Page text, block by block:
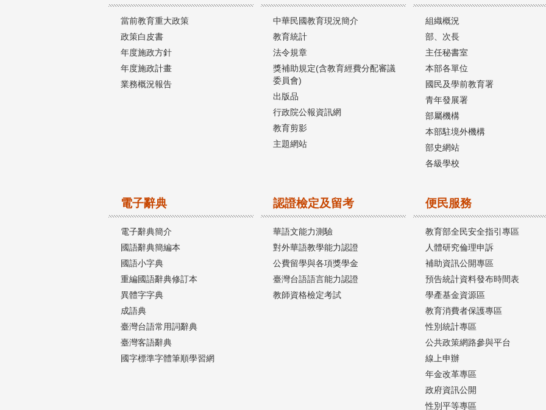
當前教育重大政策
政策白皮書
年度施政方針
年度施政計畫
業務概況報告
中華民國教育現況簡介
教育統計
法令規章
獎補助規定(含教育經費分配審議
委員會)
出版品
行政院公報資訊網
教育剪影
主題網站
組織概況
部、次長
主任秘書室
本部各單位
國民及學前教育署
青年發展署
部屬機構
本部駐境外機構
部史網站
各級學校
電子辭典
電子辭典簡介
國語辭典簡編本
國語小字典
重編國語辭典修訂本
異體字字典
成語典
臺灣台語常用詞辭典
臺灣客語辭典
國字標準字體筆順學習網
認證檢定及留考
華語文能力測驗
對外華語教學能力認證
公費留學與各項獎學金
臺灣台語語言能力認證
教師資格檢定考試
便民服務
教育部全民安全指引專區
人體研究倫理申訴
補助資訊公開專區
預告統計資料發布時間表
學產基金資源區
教育消費者保護專區
性別統計專區
公共政策網路參與平台
線上申辦
年金改革專區
政府資訊公開
性別平等專區